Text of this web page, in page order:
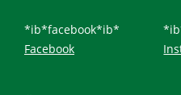
*ib*facebook*ib*
Facebook